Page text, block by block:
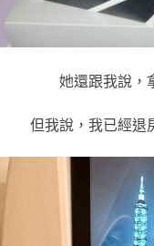
她還跟我說，
但我說，我已經退